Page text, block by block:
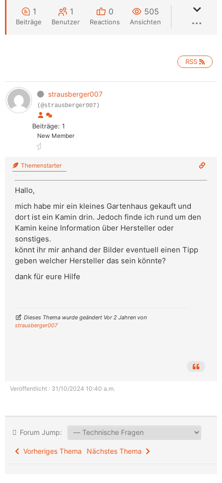
1
Beiträge
1
Benutzer
0
Reactions
505
Ansichten
RSS
strausberger007
(@strausberger007)
Beiträge: 1
New Member
Themenstarter
Hallo,
mich habe mir ein kleines Gartenhaus gekauft und
dort ist ein Kamin drin. Jedoch finde ich rund um den
Kamin keine Information über Hersteller oder
sonstiges.
könnt ihr mir anhand der Bilder eventuell einen Tipp
geben welcher Hersteller das sein könnte?
dank für eure Hilfe
Dieses Thema wurde geändert Vor 2 Jahren von
strausberger007
Veröffentlicht : 31/10/2024 10:40 a.m.
Forum Jump:
Vorheriges Thema Nächstes Thema